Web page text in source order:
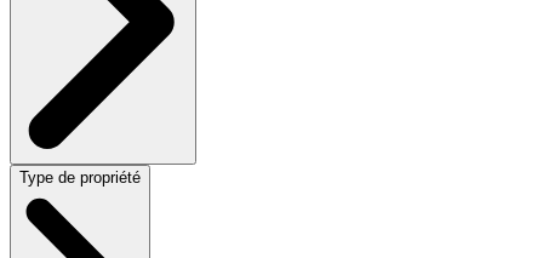
Type de propriété